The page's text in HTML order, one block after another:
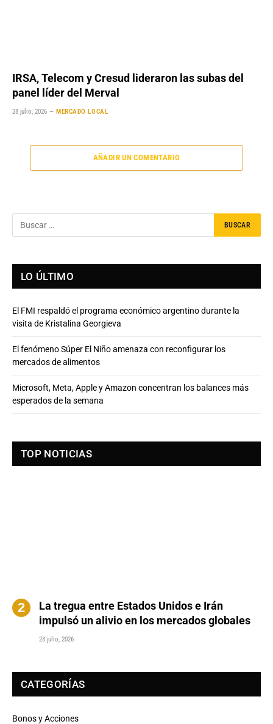
IRSA, Telecom y Cresud lideraron las subas del
panel líder del Merval
28 julio, 2026 MERCADO LOCAL
AÑADIR UN COMENTARIO
LO ÚLTIMO
El FMI respaldó el programa económico argentino durante la
visita de Kristalina Georgieva
El fenómeno Súper El Niño amenaza con reconfigurar los
mercados de alimentos
Microsoft, Meta, Apple y Amazon concentran los balances más
esperados de la semana
TOP NOTICIAS
La tregua entre Estados Unidos e Irán
impulsó un alivio en los mercados globales
28 julio, 2026
CATEGORÍAS
Bonos y Acciones